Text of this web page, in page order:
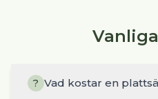
? Vad kostar en